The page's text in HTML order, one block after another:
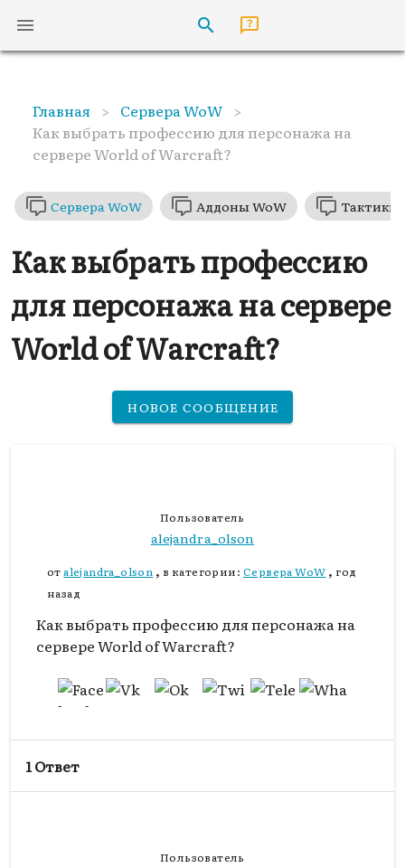
Главная > Сервера WoW >
Как выбрать профессию для персонажа на
сервере World of Warcraft?
Сервера WoW Аддоны WoW Тактики
Как выбрать профессию
для персонажа на сервере
World of Warcraft?
НОВОЕ СООБЩЕНИЕ
Пользователь
alejandra_olson
отalejandra_olson , в категории: Сервера WoW , год
назад
Как выбрать профессию для персонажа на
сервере World of Warcraft?
1 Ответ
Пользователь